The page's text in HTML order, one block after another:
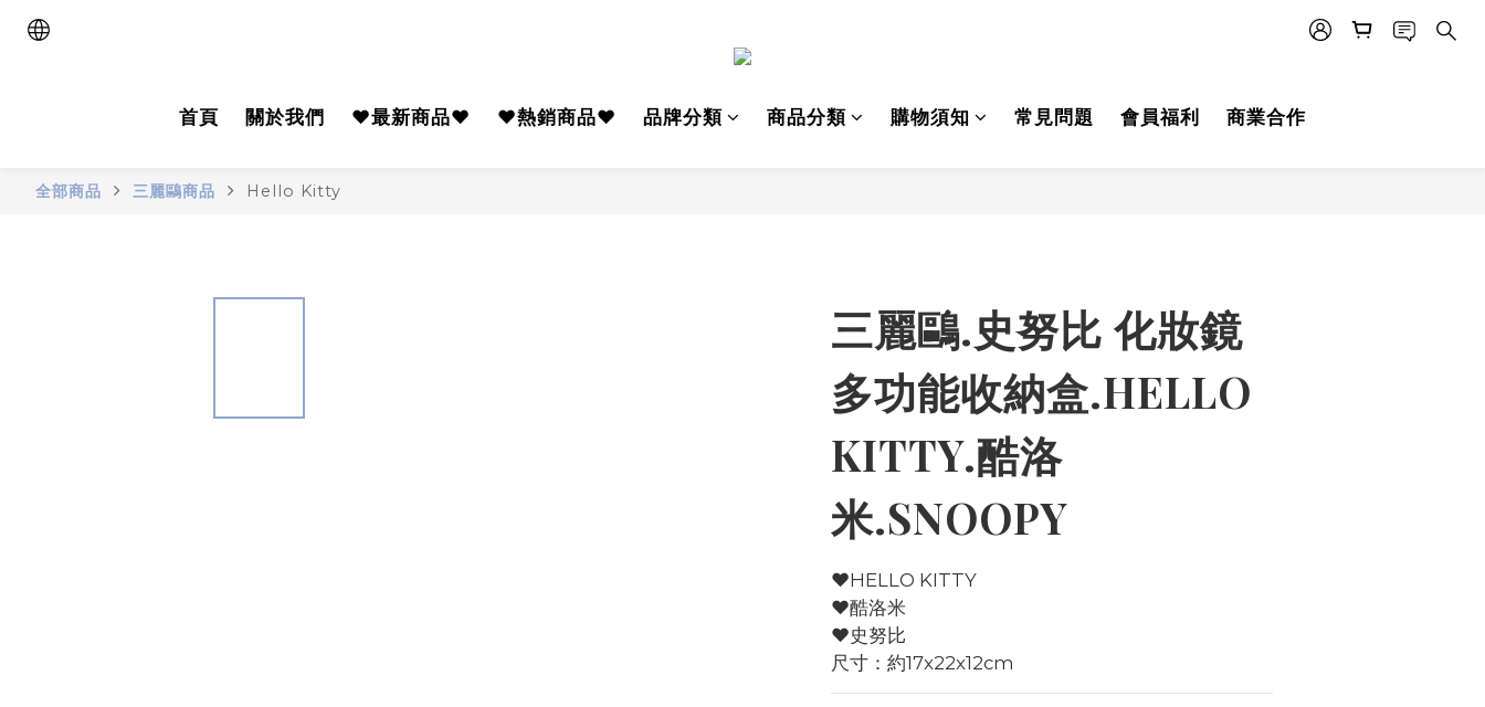
首頁 關於我們 ♥️最新商品♥️ ♥熱銷商品♥ 品牌分類 商品分類 購物須知 常見問題 會員福利 商業合作
全部商品 三麗鷗商品 Hello Kitty
三麗鷗.史努比 化妝鏡
多功能收納盒.HELLO
KITTY.酷洛
米.SNOOPY
♥️HELLO KITTY
♥️酷洛米
♥️史努比
尺寸：約17x22x12cm